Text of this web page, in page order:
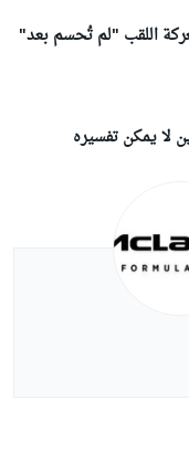
اللقب "لم تُحسم بعد"
يمكن تفسيره